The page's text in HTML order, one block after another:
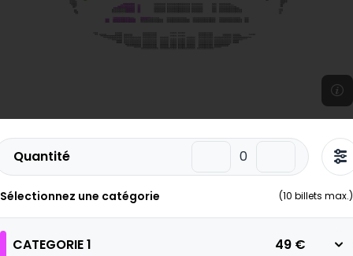
Quantité
Sélectionnez une catégorie (10 billets max.)
CATEGORIE 1 49 €